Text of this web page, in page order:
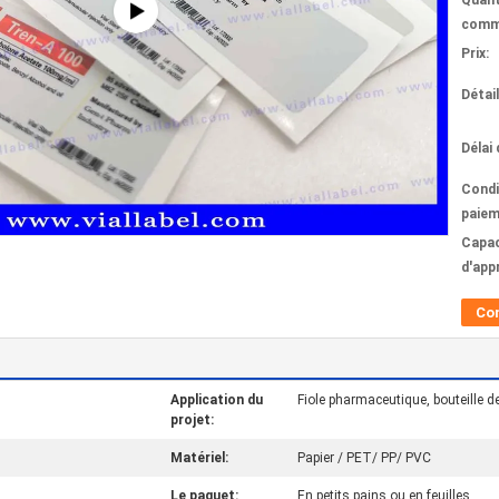
Prix:
Délai
Application du
projet:
Fiole pharmaceutique, bouteille
Matériel: Papier / PET/ PP/ PVC
Le paquet: En petits pains ou en feuilles